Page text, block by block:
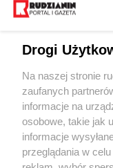
Wydawca mediów
Drogi
Na naszej stronie
zaufanych
informacje na
osobowe, takie jak
informacje
przeglądania w